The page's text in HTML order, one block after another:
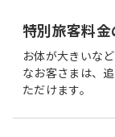
特別旅客料
お体が大きいな
なお客さまは、
ただけます。